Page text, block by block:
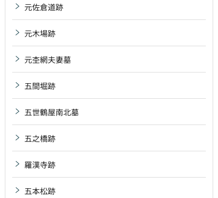
元佐倉道跡
元木場跡
元杢網夫妻墓
五間堀跡
五世鶴屋南北墓
五之橋跡
羅漢寺跡
五本松跡